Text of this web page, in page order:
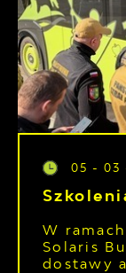
05 - 03
W
Solaris
dostawy